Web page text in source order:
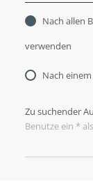
Nach allen
verwenden
Nach
Zu suchender
Benutze ein *